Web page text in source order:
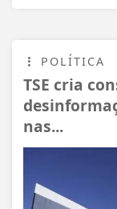
POLÍTICA
TSE cria
nas...